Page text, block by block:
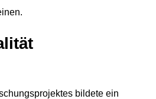
bildete ein